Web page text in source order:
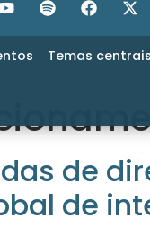
Temas centrais
de
de